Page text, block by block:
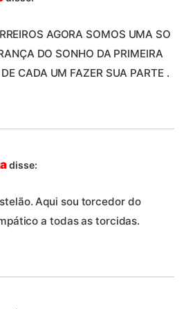
AGORA SOMOS UMA SO
DO SONHO DA PRIMEIRA
CADA UM FAZER SUA PARTE .
disse:
Aqui sou torcedor do
a todas as torcidas.